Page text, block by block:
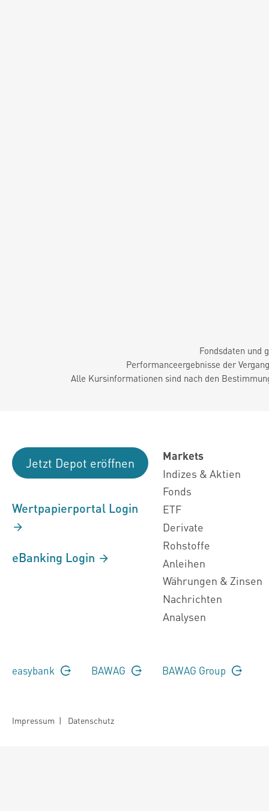
Fondsdaten und
Performanceergebnisse der
Alle Kursinformationen sind nach den
Jetzt Depot eröffnen
Wertpapierportal Login
eBanking Login
Markets
Indizes & Aktien
Fonds
ETF
Derivate
Rohstoffe
Anleihen
Währungen & Zinsen
Nachrichten
Analysen
easybank BAWAG BAWAG Group
Impressum | Datenschutz